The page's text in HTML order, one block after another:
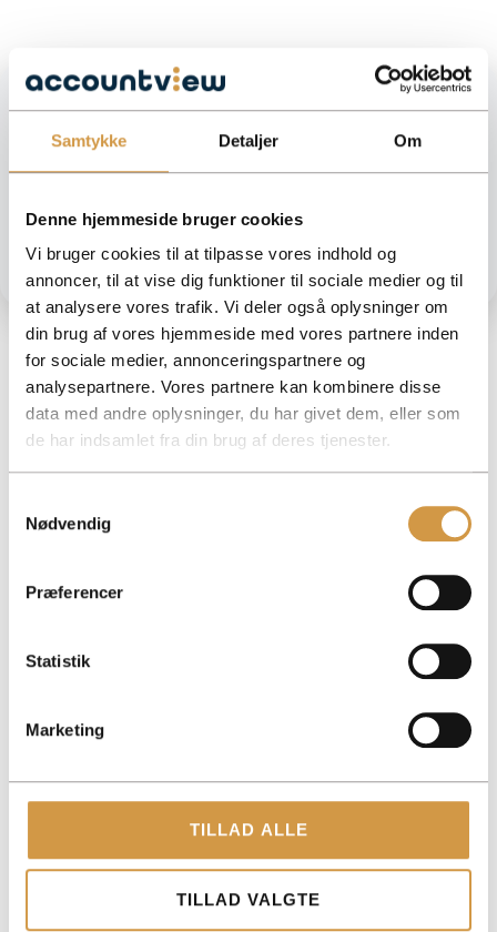
Samtykke Detaljer Om
Denne hjemmeside bruger cookies
Vi bruger cookies til at tilpasse vores indhold og
annoncer, til at vise dig funktioner til sociale medier og til
at analysere vores trafik. Vi deler også oplysninger om
din brug af vores hjemmeside med vores partnere inden
for sociale medier, annonceringspartnere og
analysepartnere. Vores partnere kan kombinere disse
data med andre oplysninger, du har givet dem, eller som
de har indsamlet fra din brug af deres tjenester.
Nødvendig
Præferencer
Statistik
Marketing
TILLAD ALLE
TILLAD VALGTE
Brug for hjælp til at komme videre?
Vi hjælper dig med at få overblik over dine tal og sikre, at det
bliver gjort korrekt i regnskabet. Nemt, trygt og tilpasset din
FÅ HJÆLP HOS ACCOUNTVIEW
Læs også
ApS vs enkeltmandsvirksomhed – Fordele